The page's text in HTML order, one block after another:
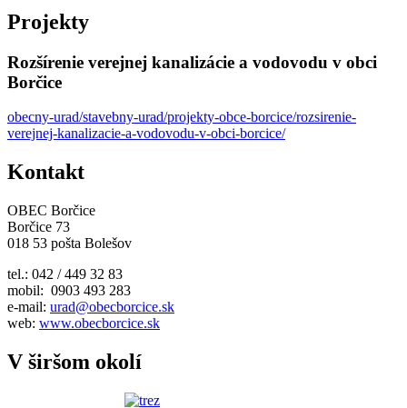
Projekty
Rozšírenie verejnej kanalizácie a vodovodu v obci
Borčice
obecny-urad/stavebny-urad/projekty-obce-borcice/rozsirenie-
verejnej-kanalizacie-a-vodovodu-v-obci-borcice/
Kontakt
OBEC Borčice
Borčice 73
018 53 pošta Bolešov
tel.: 042 / 449 32 83
mobil: 0903 493 283
e-mail: urad@obecborcice.sk
web: www.obecborcice.sk
V širšom okolí